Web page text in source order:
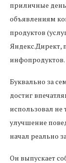
приличные
объявлениям
продуктов
Яндекс.Директ,
инфопродуктов.
Буквально за
достиг
использовал не
улучшение
начал реально
Он выпускает